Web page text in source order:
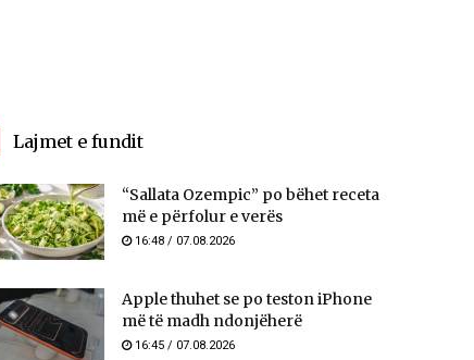
Lajmet e fundit
“Sallata Ozempic” po bëhet receta
më e përfolur e verës
16:48 / 07.08.2026
Apple thuhet se po teston iPhone
më të madh ndonjëherë
16:45 / 07.08.2026